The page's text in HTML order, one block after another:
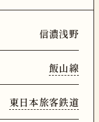
信濃浅野
飯山線
東日本旅客鉄道